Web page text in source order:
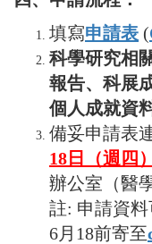
填寫申請表 (
科學研究相
報告、科展
個人成就資
備妥申請表
18日（週四
辦公室（醫
註: 申請資
6月18前寄至